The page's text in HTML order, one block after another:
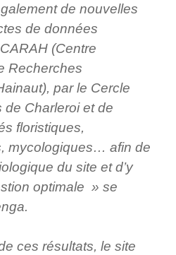
de nouvelles
de données
(Centre
Recherches
par le Cercle
de Charleroi et de
floristiques,
mycologiques… afin de
du site et d’y
optimale » se
ces résultats, le site